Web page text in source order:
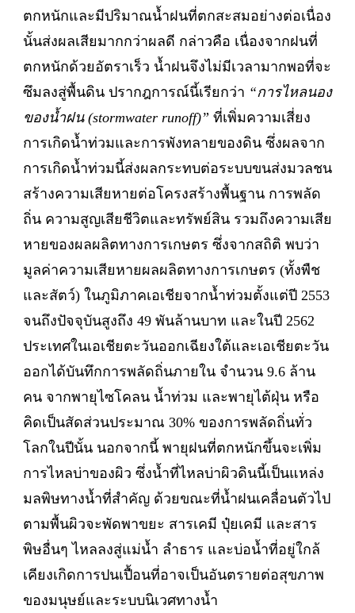
ตกหนักและมีปริมาณน้ำฝนที่ตกสะสมอย่างต่อเนื่อง
นั้นส่งผลเสียมากกว่าผลดี กล่าวคือ เนื่องจากฝนที่
ตกหนักด้วยอัตราเร็ว น้ำฝนจึงไม่มีเวลามากพอที่จะ
ซึมลงสู่พื้นดิน ปรากฎการณ์นี้เรียกว่า “การไหลนอง
ของน้ำฝน (stormwater runoff)” ที่เพิ่มความเสี่ยง
การเกิดน้ำท่วมและการพังทลายของดิน ซึ่งผลจาก
การเกิดน้ำท่วมนี้ส่งผลกระทบต่อระบบขนส่งมวลชน
สร้างความเสียหายต่อโครงสร้างพื้นฐาน การพลัด
ถิ่น ความสูญเสียชีวิตและทรัพย์สิน รวมถึงความเสีย
หายของผลผลิตทางการเกษตร ซึ่งจากสถิติ พบว่า
มูลค่าความเสียหายผลผลิตทางการเกษตร (ทั้งพืช
และสัตว์) ในภูมิภาคเอเชียจากน้ำท่วมตั้งแต่ปี 2553
จนถึงปัจจุบันสูงถึง 49 พันล้านบาท และในปี 2562
ประเทศในเอเชียตะวันออกเฉียงใต้และเอเชียตะวัน
ออกได้บันทึกการพลัดถิ่นภายใน จำนวน 9.6 ล้าน
คน จากพายุไซโคลน น้ำท่วม และพายุไต้ฝุ่น หรือ
คิดเป็นสัดส่วนประมาณ 30% ของการพลัดถิ่นทั่ว
โลกในปีนั้น นอกจากนี้ พายุฝนที่ตกหนักขึ้นจะเพิ่ม
การไหลบ่าของผิว ซึ่งน้ำที่ไหลบ่าผิวดินนี้เป็นแหล่ง
มลพิษทางน้ำที่สำคัญ ด้วยขณะที่น้ำฝนเคลื่อนตัวไป
ตามพื้นผิวจะพัดพาขยะ สารเคมี ปุ๋ยเคมี และสาร
พิษอื่นๆ ไหลลงสู่แม่น้ำ ลำธาร และบ่อน้ำที่อยู่ใกล้
เคียงเกิดการปนเปื้อนที่อาจเป็นอันตรายต่อสุขภาพ
ของมนุษย์และระบบนิเวศทางน้ำ